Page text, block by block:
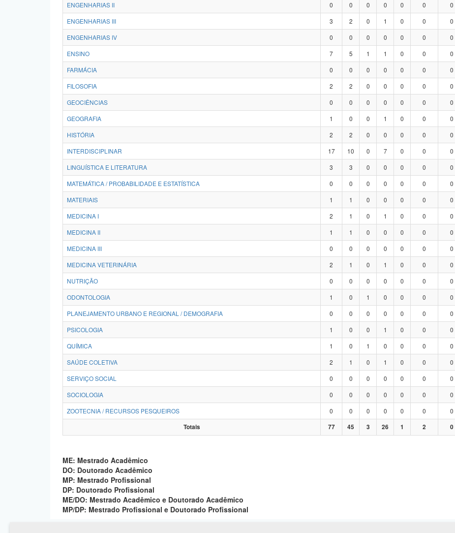
ENGENHARIAS II
0 0 0 0 0 0 0
ENGENHARIAS III
3 2 0 1 0 0 0
ENGENHARIAS IV
0 0 0 0 0 0 0
ENSINO
7 5 1 1 0 0 0
FARMÁCIA
0 0 0 0 0 0 0
FILOSOFIA
2 2 0 0 0 0 0
GEOCIÊNCIAS
0 0 0 0 0 0 0
GEOGRAFIA
1 0 0 1 0 0 0
HISTÓRIA
2 2 0 0 0 0 0
INTERDISCIPLINAR
17 10 0 7 0 0 0
LINGUÍSTICA E LITERATURA
3 3 0 0 0 0 0
MATEMÁTICA / PROBABILIDADE E ESTATÍSTICA
0 0 0 0 0 0 0
MATERIAIS
1 1 0 0 0 0 0
MEDICINA I
2 1 0 1 0 0 0
MEDICINA II
1 1 0 0 0 0 0
MEDICINA III
0 0 0 0 0 0 0
MEDICINA VETERINÁRIA
2 1 0 1 0 0 0
NUTRIÇÃO
0 0 0 0 0 0 0
ODONTOLOGIA
1 0 1 0 0 0 0
PLANEJAMENTO URBANO E REGIONAL / DEMOGRAFIA
0 0 0 0 0 0 0
PSICOLOGIA
1 0 0 1 0 0 0
QUÍMICA
1 0 1 0 0 0 0
SAÚDE COLETIVA
2 1 0 1 0 0 0
SERVIÇO SOCIAL
0 0 0 0 0 0 0
SOCIOLOGIA
0 0 0 0 0 0 0
ZOOTECNIA / RECURSOS PESQUEIROS
0 0 0 0 0 0 0
Totais
77 45 3 26 1 2 0
ME: Mestrado Acadêmico
DO: Doutorado Acadêmico
MP: Mestrado Profissional
DP: Doutorado Profissional
ME/DO: Mestrado Acadêmico e Doutorado Acadêmico
MP/DP: Mestrado Profissional e Doutorado Profissional